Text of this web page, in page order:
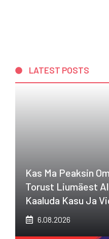
LATEST POSTS
Kas Ma Peaksin
Torust Liumäest
Kaaluda Kasu Ja
6.08.2026